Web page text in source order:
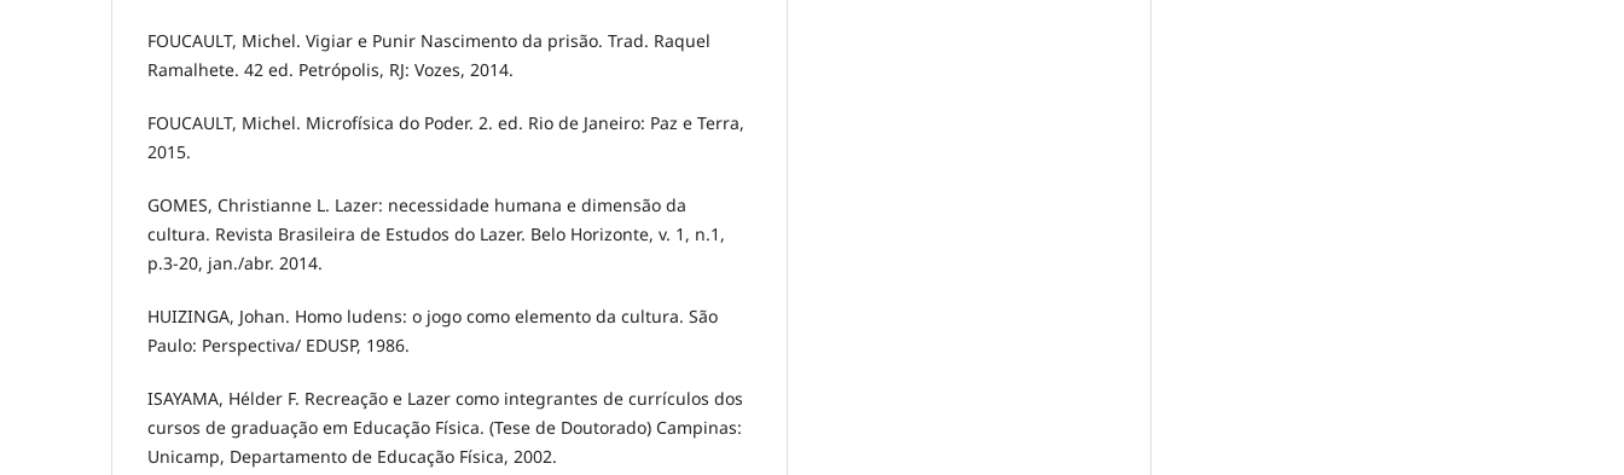
FOUCAULT, Michel. Vigiar e Punir Nascimento da prisão. Trad. Raquel
Ramalhete. 42 ed. Petrópolis, RJ: Vozes, 2014.
FOUCAULT, Michel. Microfísica do Poder. 2. ed. Rio de Janeiro: Paz e Terra,
2015.
GOMES, Christianne L. Lazer: necessidade humana e dimensão da
cultura. Revista Brasileira de Estudos do Lazer. Belo Horizonte, v. 1, n.1,
p.3-20, jan./abr. 2014.
HUIZINGA, Johan. Homo ludens: o jogo como elemento da cultura. São
Paulo: Perspectiva/ EDUSP, 1986.
ISAYAMA, Hélder F. Recreação e Lazer como integrantes de currículos dos
cursos de graduação em Educação Física. (Tese de Doutorado) Campinas:
Unicamp, Departamento de Educação Física, 2002.